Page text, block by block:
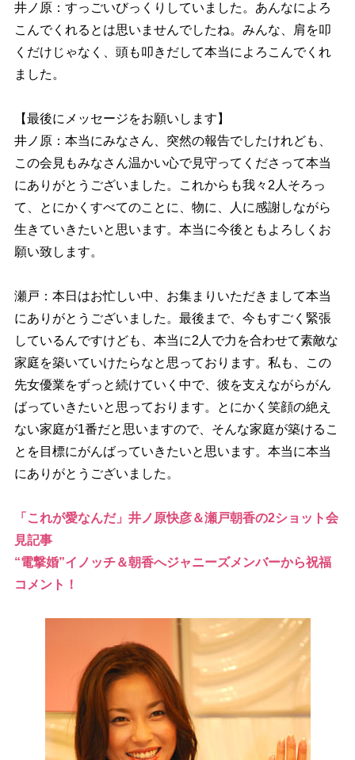
井ノ原：すっごいびっくりしていました。あんなによろ
こんでくれるとは思いませんでしたね。みんな、肩を叩
くだけじゃなく、頭も叩きだして本当によろこんでくれ
ました。
【最後にメッセージをお願いします】
井ノ原：本当にみなさん、突然の報告でしたけれども、
この会見もみなさん温かい心で見守ってくださって本当
にありがとうございました。これからも我々2人そろっ
て、とにかくすべてのことに、物に、人に感謝しながら
生きていきたいと思います。本当に今後ともよろしくお
願い致します。
瀬戸：本日はお忙しい中、お集まりいただきまして本当
にありがとうございました。最後まで、今もすごく緊張
しているんですけども、本当に2人で力を合わせて素敵な
家庭を築いていけたらなと思っております。私も、この
先女優業をずっと続けていく中で、彼を支えながらがん
ばっていきたいと思っております。とにかく笑顔の絶え
ない家庭が1番だと思いますので、そんな家庭が築けるこ
とを目標にがんばっていきたいと思います。本当に本当
にありがとうございました。
「これが愛なんだ」井ノ原快彦＆瀬戸朝香の2ショット会
見記事
“電撃婚”イノッチ＆朝香へジャニーズメンバーから祝福
コメント！